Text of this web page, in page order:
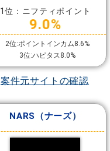
1位：ニフティポイント
9.0%
2位:ポイントインカム8.6%
3位:ハピタス8.0%
案件元サイトの確認
NARS（ナーズ）